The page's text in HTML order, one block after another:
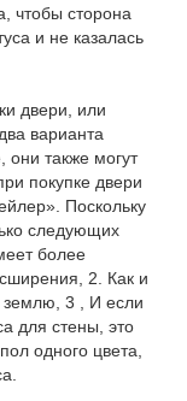
чтобы сторона
и не казалась
двери, или
варианта
они также могут
покупке двери
Поскольку
следующих
более
2. Как и
землю, 3 , И если
для стены, это
одного цвета,